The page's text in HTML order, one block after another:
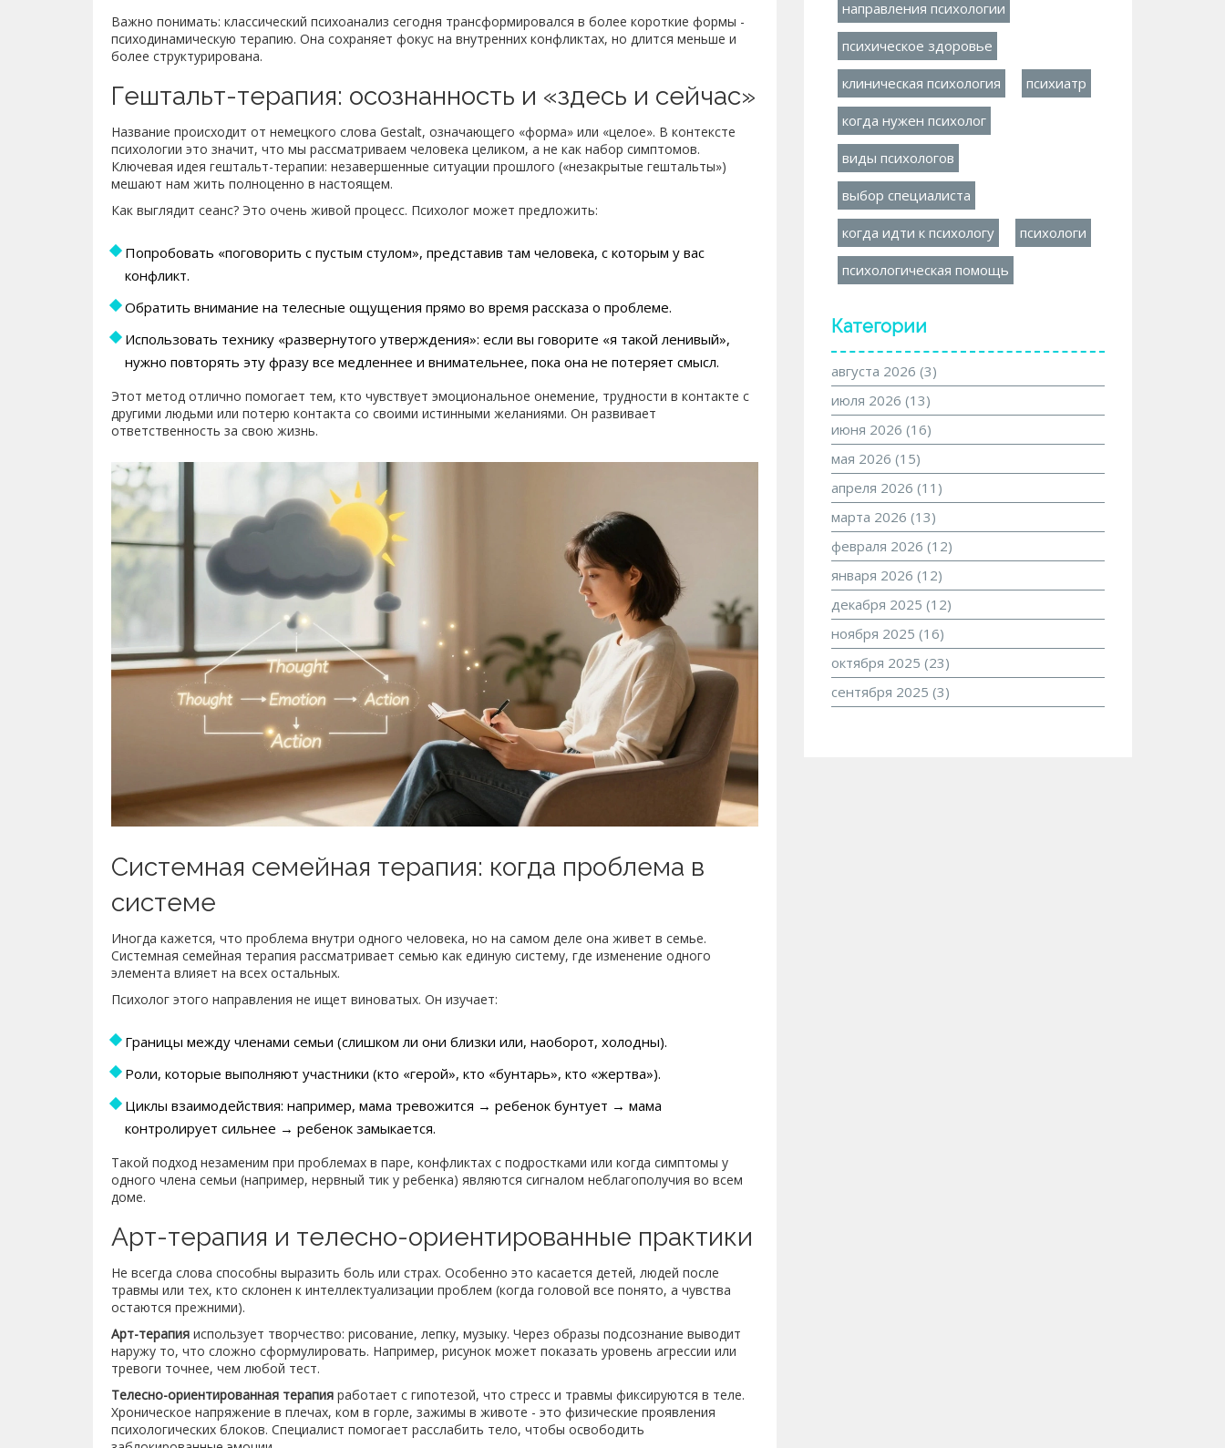
Важно понимать: классический психоанализ сегодня трансформировался в более короткие формы -
психодинамическую терапию. Она сохраняет фокус на внутренних конфликтах, но длится меньше и
более структурирована.
Гештальт-терапия: осознанность и «здесь и сейчас»
Название происходит от немецкого слова Gestalt, означающего «форма» или «целое». В контексте
психологии это значит, что мы рассматриваем человека целиком, а не как набор симптомов.
Ключевая идея гештальт-терапии: незавершенные ситуации прошлого («незакрытые гештальты»)
мешают нам жить полноценно в настоящем.
Как выглядит сеанс? Это очень живой процесс. Психолог может предложить:
Попробовать «поговорить с пустым стулом», представив там человека, с которым у вас
конфликт.
Обратить внимание на телесные ощущения прямо во время рассказа о проблеме.
Использовать технику «развернутого утверждения»: если вы говорите «я такой ленивый»,
нужно повторять эту фразу все медленнее и внимательнее, пока она не потеряет смысл.
Этот метод отлично помогает тем, кто чувствует эмоциональное онемение, трудности в контакте с
другими людьми или потерю контакта со своими истинными желаниями. Он развивает
ответственность за свою жизнь.
Системная семейная терапия: когда проблема в
системе
Иногда кажется, что проблема внутри одного человека, но на самом деле она живет в семье.
Системная семейная терапия рассматривает семью как единую систему, где изменение одного
элемента влияет на всех остальных.
Психолог этого направления не ищет виноватых. Он изучает:
Границы между членами семьи (слишком ли они близки или, наоборот, холодны).
Роли, которые выполняют участники (кто «герой», кто «бунтарь», кто «жертва»).
Циклы взаимодействия: например, мама тревожится → ребенок бунтует → мама
контролирует сильнее → ребенок замыкается.
Такой подход незаменим при проблемах в паре, конфликтах с подростками или когда симптомы у
одного члена семьи (например, нервный тик у ребенка) являются сигналом неблагополучия во всем
доме.
Арт-терапия и телесно-ориентированные практики
Не всегда слова способны выразить боль или страх. Особенно это касается детей, людей после
травмы или тех, кто склонен к интеллектуализации проблем (когда головой все понято, а чувства
остаются прежними).
Арт-терапия использует творчество: рисование, лепку, музыку. Через образы подсознание выводит
наружу то, что сложно сформулировать. Например, рисунок может показать уровень агрессии или
тревоги точнее, чем любой тест.
Телесно-ориентированная терапия работает с гипотезой, что стресс и травмы фиксируются в теле.
Хроническое напряжение в плечах, ком в горле, зажимы в животе - это физические проявления
психологических блоков. Специалист помогает расслабить тело, чтобы освободить
направления психологии
психическое здоровье
клиническая психология психиатр
когда нужен психолог
виды психологов
выбор специалиста
когда идти к психологу психологи
психологическая помощь
Категории
августа 2026 (3)
июля 2026 (13)
июня 2026 (16)
мая 2026 (15)
апреля 2026 (11)
марта 2026 (13)
февраля 2026 (12)
января 2026 (12)
декабря 2025 (12)
ноября 2025 (16)
октября 2025 (23)
сентября 2025 (3)